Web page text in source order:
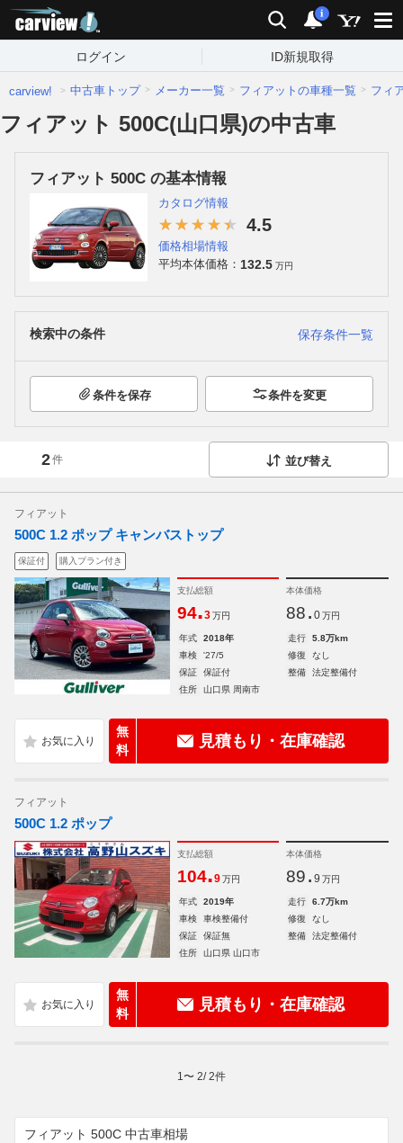
検索 通知
i
ログイン ID新規取得
carview! 中古車トップ メーカー一覧 フィアットの車種一覧 フィ
フィアット 500C(山口県)の中古車
フィアット 500C の基本情報
カタログ情報
4.5
価格相場情報
平均本体価格： 132.5 万円
検索中の条件 保存条件一覧
条件を保存 条件を変更
2件 並び替え
フィアット
500C 1.2 ポップ キャンバストップ
保証付 購入プラン付き
支払総額
94.3 万円
本体価格
88. 0 万円
年式 2018年 走行
5.8万km
車検
'27/5 修復
なし
保証
保証付 整備
法定整備付
住所
山口県 周南市
無
料
見積もり・在庫確認
フィアット
500C 1.2 ポップ
支払総額
104.9 万円
本体価格
89. 9 万円
年式 2019年 走行
6.7万km
車検
車検整備付 修復
なし
保証
保証無 整備
法定整備付
住所
山口県 山口市
無
料
見積もり・在庫確認
1 〜 2/2件
フィアット 500C 中古車相場